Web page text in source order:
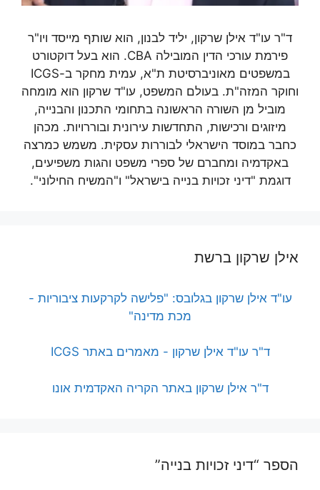
ד"ר עו"ד אילן שרקון, יליד לבנון, הוא שותף מייסד ויו"ר
פירמת עורכי הדין המובילה CBA. הוא בעל דוקטורט
במשפטים מאוניברסיטת ת"א, עמית מחקר ב-ICGS
וחוקר המזה"ת. בעולם המשפט, עו"ד שרקון הוא מומחה
מוביל מן השורה הראשונה בתחומי התכנון והבנייה,
מיזוגים ורכישות, התחדשות עירונית ובוררויות. מכהן
כחבר במוסד הישראלי לבוררות עסקית. משמש כמרצה
באקדמיה ומחברם של ספרי משפט והגות משפיעים,
דוגמת "דיני זכויות בנייה בישראל" ו"המשיח החילוני".
אילן שרקון ברשת
עו"ד אילן שרקון בגלובס: "פלישה לקרקעות ציבוריות -
מכת מדינה"
ד"ר עו"ד אילן שרקון - מאמרים באתר ICGS
ד"ר אילן שרקון באתר הקריה האקדמית אונו
הספר “דיני זכויות בנייה”